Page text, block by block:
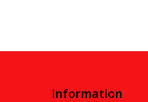
Information